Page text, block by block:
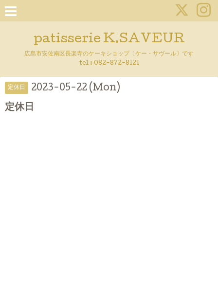
patisserie K.SAVEUR
広島市安佐南区長楽寺のケーキショップ〔ケー・サヴール〕です
tel : 082-872-8121
定休日 2023-05-22 (Mon)
定休日